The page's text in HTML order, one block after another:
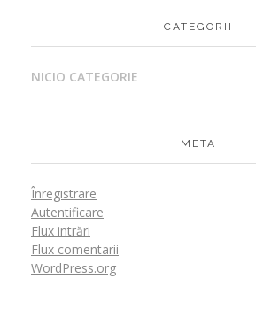
CATEGORII
NICIO CATEGORIE
META
Înregistrare
Autentificare
Flux intrări
Flux comentarii
WordPress.org